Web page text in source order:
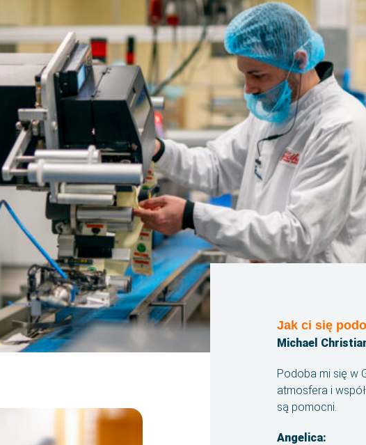
Holandia
SBA Flex Recruitment Sp. z.o.o
Ul. Ozimska 40, lok. 112, 45-058 Opole
T:+48 (0)77 888 12 17 E:
Jak ci się
Michael
Podoba mi się w
atmosfera i
są pomocni.
Angelica: